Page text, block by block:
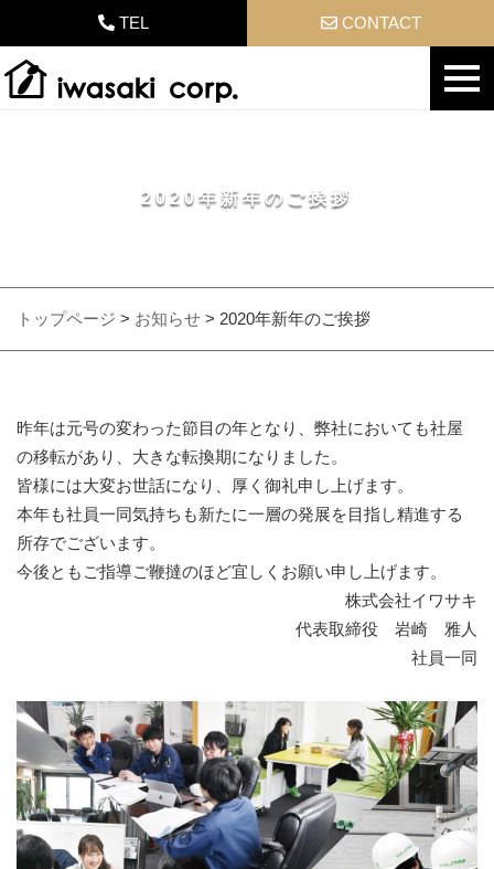
TEL CONTACT
2020年新年のご挨拶
トップページ > お知らせ > 2020年新年のご挨拶
昨年は元号の変わった節目の年となり、弊社においても社屋
の移転があり、大きな転換期になりました。
皆様には大変お世話になり、厚く御礼申し上げます。
本年も社員一同気持ちも新たに一層の発展を目指し精進する
所存でございます。
今後ともご指導ご鞭撻のほど宜しくお願い申し上げます。
株式会社イワサキ
代表取締役 岩崎 雅人
社員一同